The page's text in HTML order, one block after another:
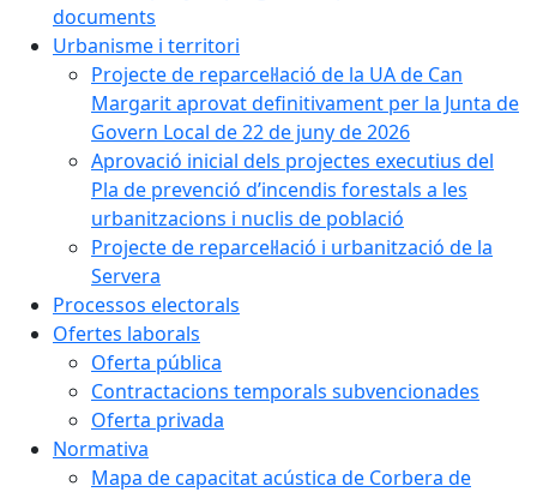
documents
Urbanisme i territori
Projecte de reparcel·lació de la UA de Can
Margarit aprovat definitivament per la Junta de
Govern Local de 22 de juny de 2026
Aprovació inicial dels projectes executius del
Pla de prevenció d’incendis forestals a les
urbanitzacions i nuclis de població
Projecte de reparcel·lació i urbanització de la
Servera
Processos electorals
Ofertes laborals
Oferta pública
Contractacions temporals subvencionades
Oferta privada
Normativa
Mapa de capacitat acústica de Corbera de